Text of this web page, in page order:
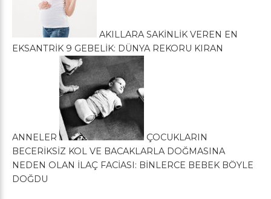
AKILLARA SAKİNLİK VEREN EN
EKSANTRİK 9 GEBELİK: DÜNYA REKORU KIRAN
ANNELER
ÇOCUKLARIN
BECERİKSİZ KOL VE BACAKLARLA DOĞMASINA
NEDEN OLAN İLAÇ FACİASI: BİNLERCE BEBEK BÖYLE
DOĞDU